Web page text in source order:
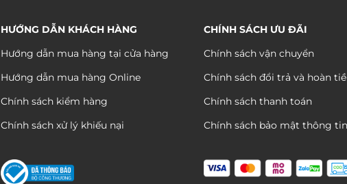
HƯỚNG DẪN KHÁCH HÀNG
Hướng dẫn mua hàng tại cửa hàng
Hướng dẫn mua hàng Online
Chính sách kiểm hàng
Chính sách xử lý khiếu nại
CHÍNH SÁCH ƯU ĐÃI
Chính sách vận chuyển
Chính sách đổi trả và hoàn
Chính sách thanh toán
Chính sách bảo mật thông tin